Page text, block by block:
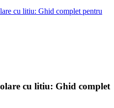
cu litiu: Ghid complet pentru
cu litiu: Ghid complet